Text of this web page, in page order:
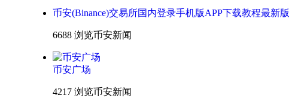
币安(Binance)交易所国内登录手机版APP下载教程最新版
6688 浏览币安新闻
币安广场
4217 浏览币安新闻